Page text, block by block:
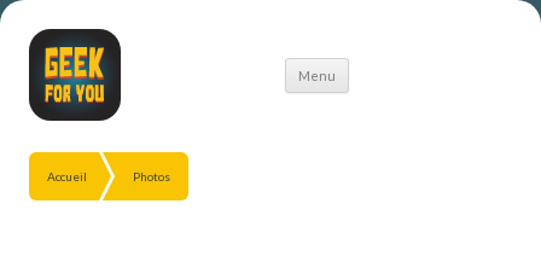
Menu
Aller
Accueil Photos